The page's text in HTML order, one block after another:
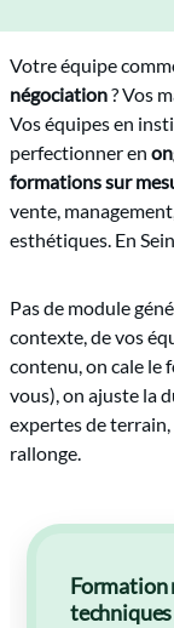
Votre équipe
négociation? Vos
Vos équipes en
perfectionner en
formations sur
vente,
esthétiques. En
Pas de module
contexte, de vos
contenu, on cale le
vous), on ajuste la
expertes de
rallonge.
Formation